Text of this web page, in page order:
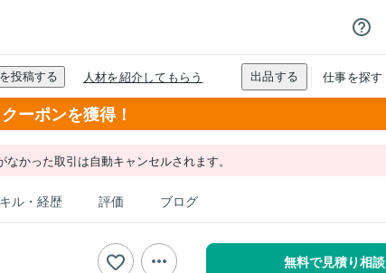
ーポンを獲得！
かった取引は自動キャンセルされます。
ル・経歴 評価 ブログ
無料で見積り相談